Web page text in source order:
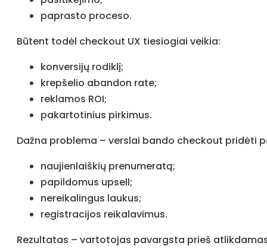
paprasto proceso.
Būtent todėl checkout UX tiesiogiai veikia:
konversijų rodiklį;
krepšelio abandon rate;
reklamos ROI;
pakartotinius pirkimus.
Dažna problema – verslai bando checkout pridėti
naujienlaiškių prenumeratą;
papildomus upsell;
nereikalingus laukus;
registracijos reikalavimus.
Rezultatas – vartotojas pavargsta prieš